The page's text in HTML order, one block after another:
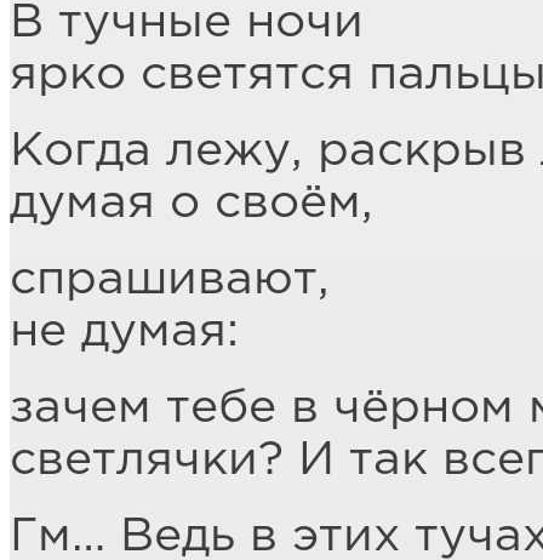
В тучные ночи
ярко светятся
Когда лежу, раскрыв
думая о своём,
спрашивают,
не думая:
зачем тебе в чёрном
светлячки? И так
Гм… Ведь в этих